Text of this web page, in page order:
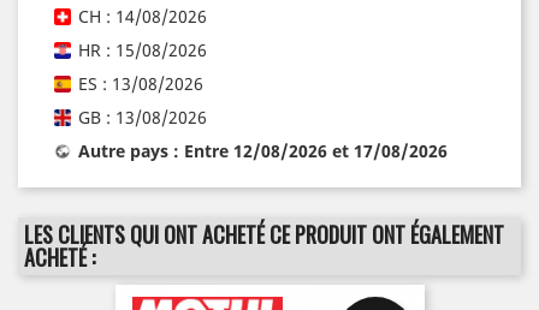
CH : 14/08/2026
HR : 15/08/2026
ES : 13/08/2026
GB : 13/08/2026
Autre pays : Entre 12/08/2026 et 17/08/2026
LES CLIENTS QUI ONT ACHETÉ CE PRODUIT ONT ÉGALEMENT
ACHETÉ :